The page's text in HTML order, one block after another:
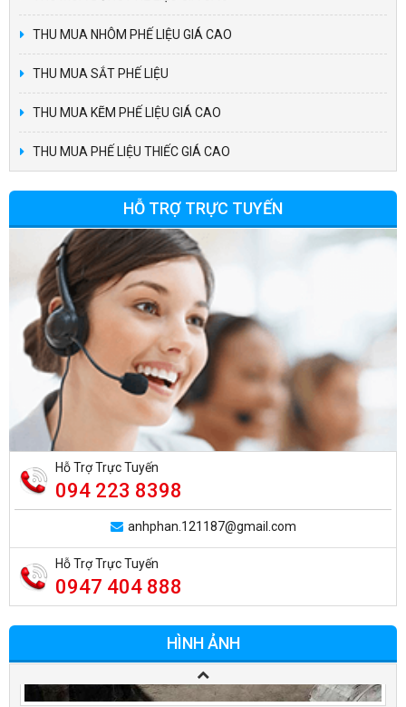
THU MUA NHÔM PHẾ LIỆU GIÁ CAO
THU MUA SẮT PHẾ LIỆU
THU MUA KẼM PHẾ LIỆU GIÁ CAO
THU MUA PHẾ LIỆU THIẾC GIÁ CAO
HỖ TRỢ TRỰC TUYẾN
Hỗ Trợ Trực Tuyến
094 223 8398
anhphan.121187@gmail.com
Hỗ Trợ Trực Tuyến
0947 404 888
HÌNH ẢNH